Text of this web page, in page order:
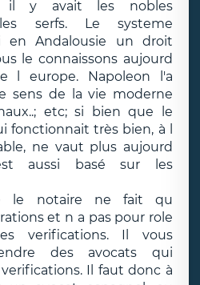
il y avait les nobles
serfs. Le systeme
en Andalousie un droit
le connaissons aujourd
l europe. Napoleon l'a
sens de la vie moderne
etc; si bien que le
fonctionnait très bien, à l
ne vaut plus aujourd
aussi basé sur les
le notaire ne fait qu
et n a pas pour role
verifications. Il vous
des avocats qui
Il faut donc à